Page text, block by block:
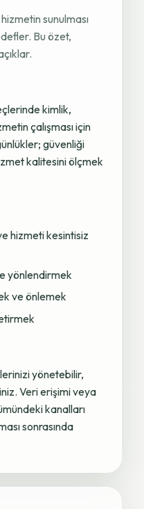
sunulması
Bu özet,
kimlik,
çalışması için
güvenliği
kalitesini ölçmek
hizmeti kesintisiz
yönlendirmek
ve önlemek
yönetebilir,
Veri erişimi veya
kanalları
sonrasında